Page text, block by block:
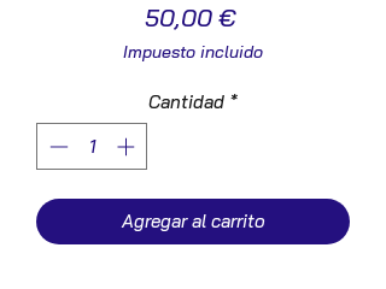
50,00 €Precio
Impuesto incluido
Cantidad *
Agregar al carrito